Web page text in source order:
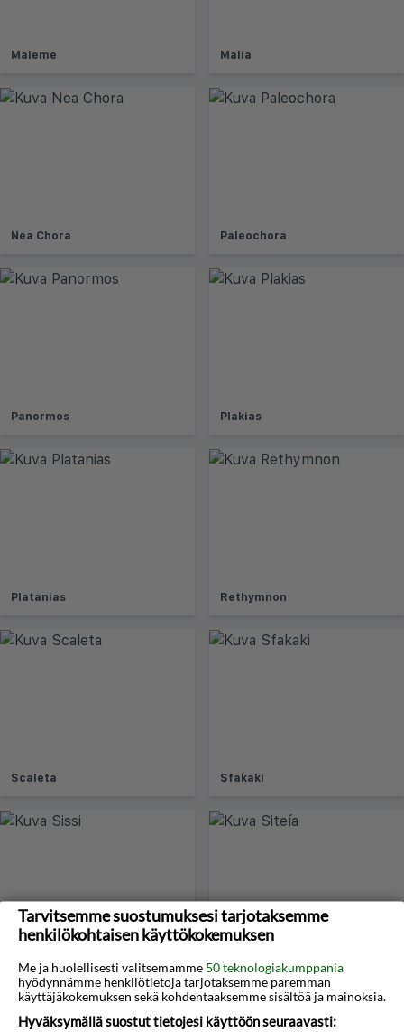
Maleme Malia
Nea Chora Paleochora
Panormos Plakias
Platanias Rethymnon
Scaleta Sfakaki
Tarvitsemme suostumuksesi tarjotaksemme
henkilökohtaisen käyttökokemuksen
Me ja huolellisesti valitsemamme 50 teknologiakumppania
hyödynnämme henkilötietoja tarjotaksemme paremman
käyttäjäkokemuksen sekä kohdentaaksemme sisältöä ja mainoksia.
Hyväksymällä suostut tietojesi käyttöön seuraavasti: